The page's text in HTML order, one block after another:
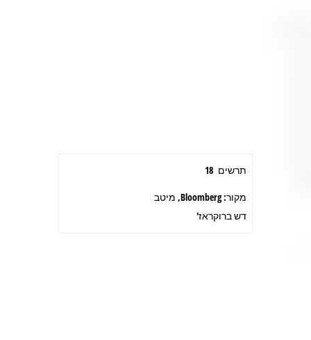
תרשים 18
מקור: Bloomberg, מיטב
דש ברוקראז'